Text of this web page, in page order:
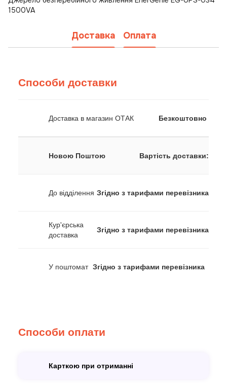
1500VA
Доставка Оплата
Способи доставки
Доставка в магазин ОТАК Безкоштовно
Новою Поштою Вартість доставки:
До відділення Згідно з тарифами перевізника
Кур'єрська
доставка
Згідно з тарифами перевізника
У поштомат Згідно з тарифами перевізника
Способи оплати
Карткою при отриманні